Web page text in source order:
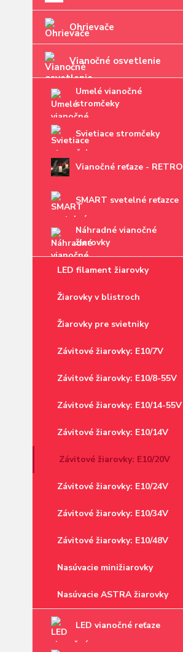
Ohrievače
Vianočné osvetlenie
Umelé vianočné
stromčeky
Svietiace stromčeky
Vianočné reťaze - RETRO
SMART svetelné reťazce
Náhradné vianočné
žiarovky
LED filament žiarovky
Žiarovky v blistroch
Žiarovky pre svietniky
Závitové žiarovky: E10/7V
Závitové žiarovky: E10/8-55V
Závitové žiarovky: E10/14-55V
Závitové žiarovky: E10/14V
Závitové žiarovky: E10/20V
Závitové žiarovky: E10/24V
Závitové žiarovky: E10/34V
Závitové žiarovky: E10/48V
Nasúvacie minižiarovky
Nasúvacie ASTRA žiarovky
LED vianočné reťaze